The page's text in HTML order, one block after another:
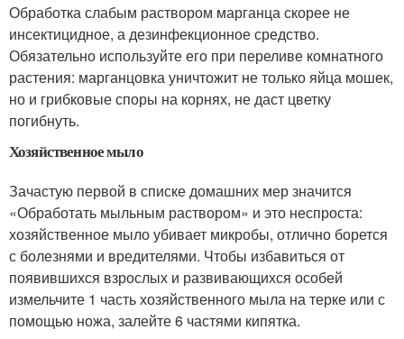
Обработка слабым раствором марганца скорее не
инсектицидное, а дезинфекционное средство.
Обязательно используйте его при переливе комнатного
растения: марганцовка уничтожит не только яйца мошек,
но и грибковые споры на корнях, не даст цветку
погибнуть.
Хозяйственное мыло
Зачастую первой в списке домашних мер значится
«Обработать мыльным раствором» и это неспроста:
хозяйственное мыло убивает микробы, отлично борется
с болезнями и вредителями. Чтобы избавиться от
появившихся взрослых и развивающихся особей
измельчите 1 часть хозяйственного мыла на терке или с
помощью ножа, залейте 6 частями кипятка.